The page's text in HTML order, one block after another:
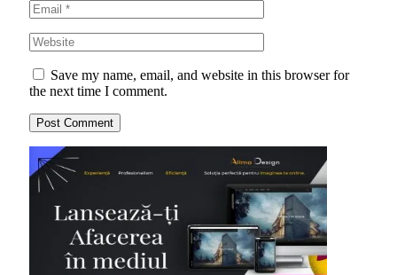
Save my name, email, and website in this browser for
the next time I comment.